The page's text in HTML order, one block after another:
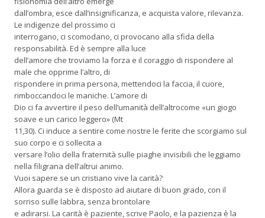
dall’ombra, esce dall’insignificanza, e acquista valore, rilevanza.
Le indigenze del prossimo ci
interrogano, ci scomodano, ci provocano alla sfida della
responsabilità. Ed è sempre alla luce
dell’amore che troviamo la forza e il coraggio di rispondere al
male che opprime l’altro, di
rispondere in prima persona, mettendoci la faccia, il cuore,
rimboccandoci le maniche. L’amore di
Dio ci fa avvertire il peso dell’umanità dell’altrocome «un giogo
soave e un carico leggero» (Mt
11,30). Ci induce a sentire come nostre le ferite che scorgiamo sul
suo corpo e ci sollecita a
versare l’olio della fraternità sulle piaghe invisibili che leggiamo
nella filigrana dell’altrui animo.
Vuoi sapere se un cristiano vive la carità?
Allora guarda se è disposto ad aiutare di buon grado, con il
sorriso sulle labbra, senza brontolare
e adirarsi. La carità è paziente, scrive Paolo, e la pazienza è la